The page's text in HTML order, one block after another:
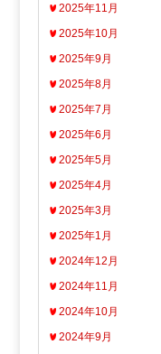
2025年11月
2025年10月
2025年9月
2025年8月
2025年7月
2025年6月
2025年5月
2025年4月
2025年3月
2025年1月
2024年12月
2024年11月
2024年10月
2024年9月